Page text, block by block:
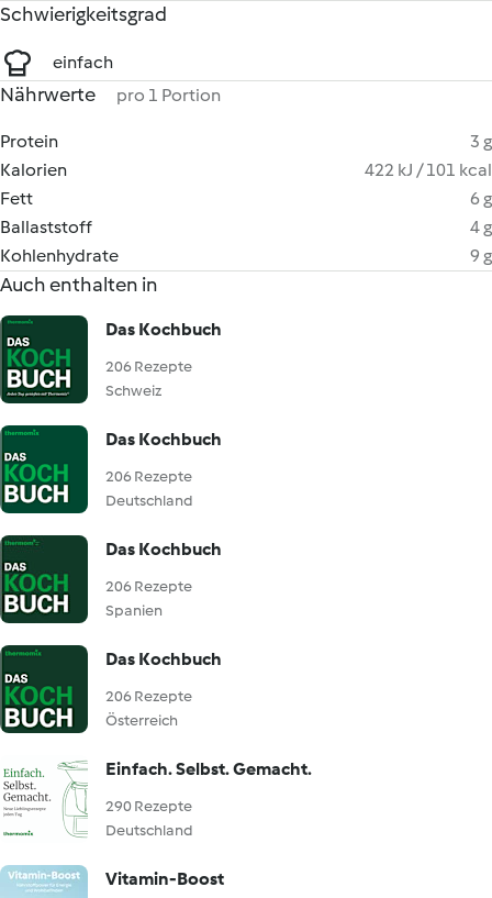
Schwierigkeitsgrad
einfach
Nährwerte pro 1 Portion
Protein
3 g
Kalorien
422 kJ / 101 kcal
Fett
6 g
Ballaststoff
4 g
Kohlenhydrate
9 g
Auch enthalten in
Das Kochbuch
206 Rezepte
Schweiz
Das Kochbuch
206 Rezepte
Deutschland
Das Kochbuch
206 Rezepte
Spanien
Das Kochbuch
206 Rezepte
Österreich
Einfach. Selbst. Gemacht.
290 Rezepte
Deutschland
Vitamin-Boost